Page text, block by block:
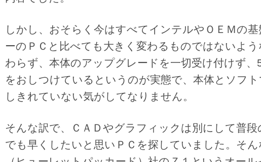
しかし、おそらく今はすべてインテルやＯＥＭの
ーのＰＣと比べても大きく変わるものではないよ
わらず、本体のアップグレードを一切受け付けず、
をおしつけているというのが実態で、本体とソフ
しきれていない気がしてなりません。
そんな訳で、ＣＡＤやグラフィックは別にして普
でも早くしたいと思いＰＣを探していました。そ